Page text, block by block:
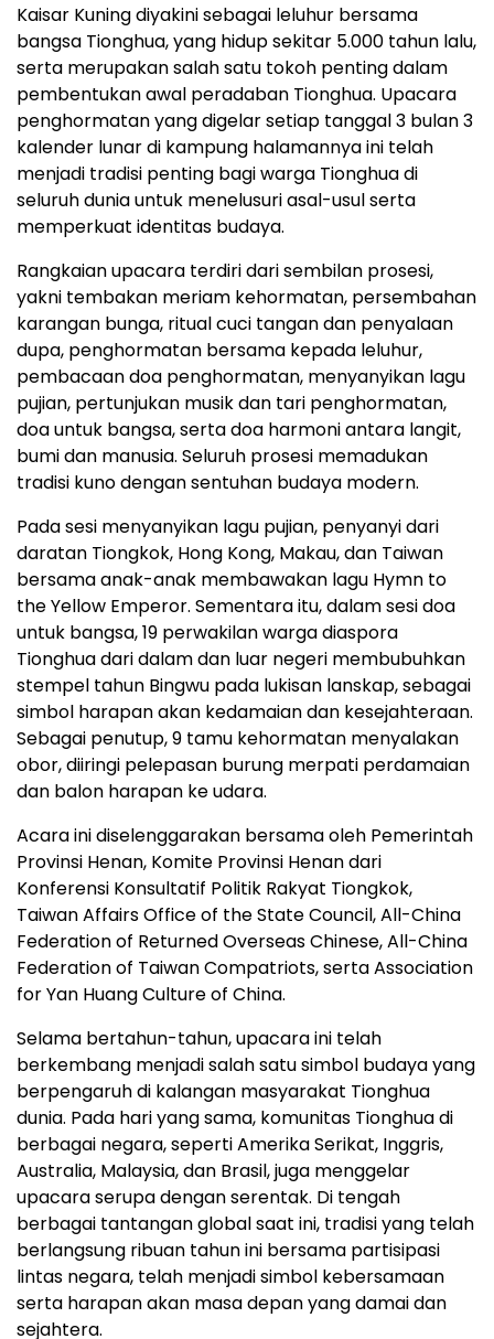
Kaisar Kuning diyakini sebagai leluhur bersama
bangsa Tionghua, yang hidup sekitar 5.000 tahun lalu,
serta merupakan salah satu tokoh penting dalam
pembentukan awal peradaban Tionghua. Upacara
penghormatan yang digelar setiap tanggal 3 bulan 3
kalender lunar di kampung halamannya ini telah
menjadi tradisi penting bagi warga Tionghua di
seluruh dunia untuk menelusuri asal-usul serta
memperkuat identitas budaya.
Rangkaian upacara terdiri dari sembilan prosesi,
yakni tembakan meriam kehormatan, persembahan
karangan bunga, ritual cuci tangan dan penyalaan
dupa, penghormatan bersama kepada leluhur,
pembacaan doa penghormatan, menyanyikan lagu
pujian, pertunjukan musik dan tari penghormatan,
doa untuk bangsa, serta doa harmoni antara langit,
bumi dan manusia. Seluruh prosesi memadukan
tradisi kuno dengan sentuhan budaya modern.
Pada sesi menyanyikan lagu pujian, penyanyi dari
daratan Tiongkok, Hong Kong, Makau, dan Taiwan
bersama anak-anak membawakan lagu Hymn to
the Yellow Emperor. Sementara itu, dalam sesi doa
untuk bangsa, 19 perwakilan warga diaspora
Tionghua dari dalam dan luar negeri membubuhkan
stempel tahun Bingwu pada lukisan lanskap, sebagai
simbol harapan akan kedamaian dan kesejahteraan.
Sebagai penutup, 9 tamu kehormatan menyalakan
obor, diiringi pelepasan burung merpati perdamaian
dan balon harapan ke udara.
Acara ini diselenggarakan bersama oleh Pemerintah
Provinsi Henan, Komite Provinsi Henan dari
Konferensi Konsultatif Politik Rakyat Tiongkok,
Taiwan Affairs Office of the State Council, All-China
Federation of Returned Overseas Chinese, All-China
Federation of Taiwan Compatriots, serta Association
for Yan Huang Culture of China.
Selama bertahun-tahun, upacara ini telah
berkembang menjadi salah satu simbol budaya yang
berpengaruh di kalangan masyarakat Tionghua
dunia. Pada hari yang sama, komunitas Tionghua di
berbagai negara, seperti Amerika Serikat, Inggris,
Australia, Malaysia, dan Brasil, juga menggelar
upacara serupa dengan serentak. Di tengah
berbagai tantangan global saat ini, tradisi yang telah
berlangsung ribuan tahun ini bersama partisipasi
lintas negara, telah menjadi simbol kebersamaan
serta harapan akan masa depan yang damai dan
sejahtera.